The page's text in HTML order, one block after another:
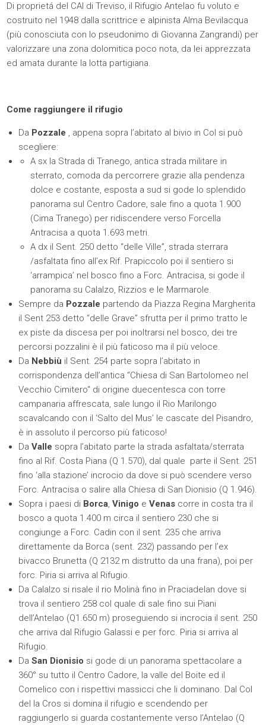
Di proprietá del CAI di Treviso, il Rifugio Antelao fu voluto e
costruito nel 1948 dalla scrittrice e alpinista Alma Bevilacqua
(più conosciuta con lo pseudonimo di Giovanna Zangrandi) per
valorizzare una zona dolomitica poco nota, da lei apprezzata
ed amata durante la lotta partigiana.
Come raggiungere il rifugio
Da Pozzale , appena sopra l’abitato al bivio in Col si può
scegliere:
A sx la Strada di Tranego, antica strada militare in
sterrato, comoda da percorrere grazie alla pendenza
dolce e costante, esposta a sud si gode lo splendido
panorama sul Centro Cadore, sale fino a quota 1.900
(Cima Tranego) per ridiscendere verso Forcella
Antracisa a quota 1.693 metri.
A dx il Sent. 250 detto “delle Ville”, strada sterrara
/asfaltata fino all’ex Rif. Prapiccolo poi il sentiero si
‘arrampica’ nel bosco fino a Forc. Antracisa, si gode il
panorama su Calalzo, Rizzios e le Marmarole.
Sempre da Pozzale partendo da Piazza Regina Margherita
il Sent 253 detto “delle Grave” sfrutta per il primo tratto le
ex piste da discesa per poi inoltrarsi nel bosco, dei tre
percorsi pozzalini è il più faticoso ma il più veloce.
Da Nebbiù il Sent. 254 parte sopra l’abitato in
corrispondenza dell’antica “Chiesa di San Bartolomeo nel
Vecchio Cimitero“ di origine duecentesca con torre
campanaria affrescata, sale lungo il Rio Marilongo
scavalcando con il ‘Salto del Mus’ le cascate del Pisandro,
è in assoluto il percorso più faticoso!
DaValle sopra l’abitato parte la strada asfaltata/sterrata
fino al Rif. Costa Piana (Q 1.570), dal quale parte il Sent. 251
fino ‘alla stazione’ incrocio da dove si può scendere verso
Forc. Antracisa o salire alla Chiesa di San Dionisio (Q 1.946).
Sopra i paesi di Borca,Vinigo eVenas corre in costa tra il
bosco a quota 1.400 m circa il sentiero 230 che si
congiunge a Forc. Cadin con il sent. 235 che arriva
direttamente da Borca (sent. 232) passando per l’ex
bivacco Brunetta (Q 2132 m distrutto da una frana), poi per
forc. Piria si arriva al Rifugio.
Da Calalzo si risale il rio Molinà fino in Praciadelan dove si
trova il sentiero 258 col quale di sale fino sui Piani
dell’Antelao (Q1.650 m) proseguiendo si incrocia il sent. 250
che arriva dal Rifugio Galassi e per forc. Piria si arriva al
Rifugio.
DaSan Dionisio si gode di un panorama spettacolare a
360° su tutto il Centro Cadore, la valle del Boite ed il
Comelico con i rispettivi massicci che li dominano. Dal Col
del la Cros si domina il rifugio e scendendo per
raggiungerlo si guarda costantemente verso l’Antelao (Q